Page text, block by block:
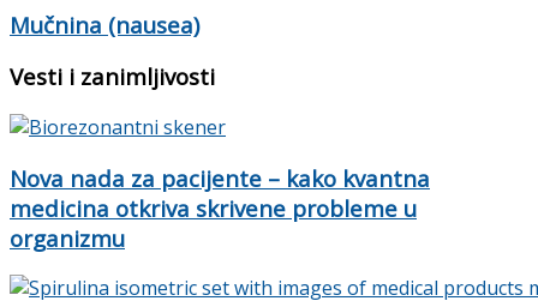
Mučnina (nausea)
Vesti i zanimljivosti
Nova nada za pacijente – kako kvantna
medicina otkriva skrivene probleme u
organizmu